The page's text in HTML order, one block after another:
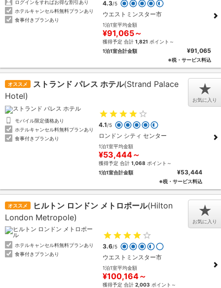
ログインをすればお得な割引あり
ホテルキャンセル料無料プランあり
食事付きプランあり
4.3/5
ウエストミンスター市
1泊1室平均金額
¥91,065～
獲得予定 合計 1,821 ポイント～
1泊1室合計金額
¥91,065
※税・サービス料込
オススメ ストランド パレス ホテル(Strand Palace
Hotel)
モバイル限定価格あり
ホテルキャンセル料無料プランあり
食事付きプランあり
4.1/5
ロンドン シティ センター
1泊1室平均金額
¥53,444～
獲得予定 合計 1,068 ポイント～
1泊1室合計金額
¥53,444
※税・サービス料込
★
お気に入り
オススメ ヒルトン ロンドン メトロポール(Hilton
London Metropole)
ホテルキャンセル料無料プランあり
食事付きプランあり
3.6/5
ウエストミンスター市
1泊1室平均金額
¥100,164～
獲得予定 合計 2,003 ポイント～
★
お気に入り